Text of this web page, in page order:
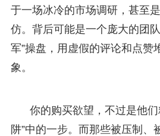
于一场冰冷的市场调研，甚至
仿。背后可能是一个庞大的团
军”操盘，用虚假的评论和点赞
象。
你的购买欲望，不过是他
阱”中的一步。而那些被压制、